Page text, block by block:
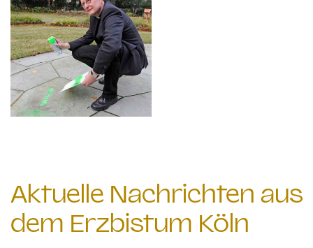
Aktuelle Nachrichten aus
dem Erzbistum Köln